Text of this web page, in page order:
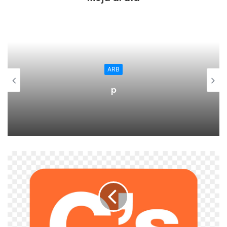
En el área de urbanisno y obras se han aprobado las
certificaciones n.º 6 y final de los lotes 2 (Avenida de
Valvanera) y 3 (Polígonos Industriales) del contrato de
Europeo de Desarrollo Regional (FEDER) en el marco del
programa operativo de crecimiento sostenible 2014-2020,
gestionado por IDAE con cargo al Fondo Nacional de
Eficiencia Energética.
ARB
p